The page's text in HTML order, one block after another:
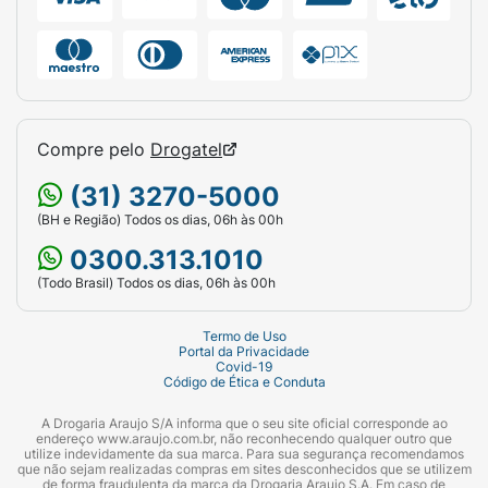
vigorosamente o calçado utilizando uma
escova de lustrar limpa ou uma flanela
macia e seca.Atenção: Produto de uso
marrom. Não deve ser utilizado em
artigos de camurça, nobuck ou tecidos.
Ficha Técnica:
Marca:Nugget.
Produto:Polidor de Sapatos em Pasta
Cuidado Intensivo.
Cor: Marrom.
Ação Esperada:Máximo brilho, nutrição do
Compre pelo Drogatel
(31) 3270-5000
(BH e Região) Todos os dias, 06h às 00h
0300.313.1010
(Todo Brasil) Todos os dias, 06h às 00h
Termo de Uso
Portal da Privacidade
Covid-19
Código de Ética e Conduta
A Drogaria Araujo S/A informa que o seu site oficial corresponde ao
endereço www.araujo.com.br, não reconhecendo qualquer outro que
utilize indevidamente da sua marca. Para sua segurança recomendamos
que não sejam realizadas compras em sites desconhecidos que se utilizem
de forma fraudulenta da marca da Drogaria Araujo S.A. Em caso de